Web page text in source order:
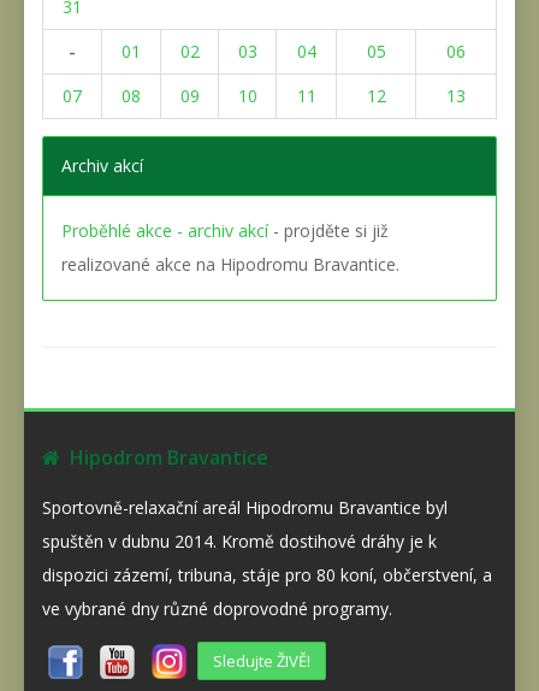
31
-
01 02 03 04 05
06
07
08 09 10 11 12 13
Archiv akcí
Proběhlé akce - archiv akcí- projděte si již
realizované akce na Hipodromu Bravantice.
Hipodrom Bravantice
Sportovně-relaxační areál Hipodromu Bravantice byl
spuštěn v dubnu 2014. Kromě dostihové dráhy je k
dispozici zázemí, tribuna, stáje pro 80 koní, občerstvení, a
ve vybrané dny různé doprovodné programy.
Sledujte ŽIVĚ!